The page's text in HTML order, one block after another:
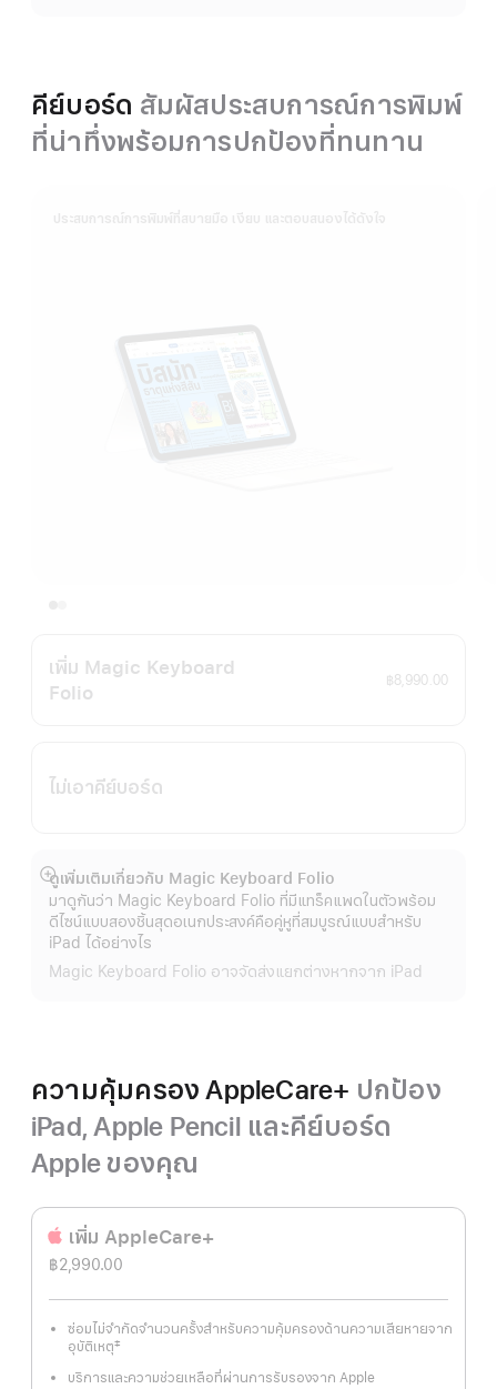
คีย์บอร์ด สัมผัสประสบการณ์การพิมพ์
ที่น่าทึ่งพร้อมการปกป้องที่ทนทาน
เพิ่ม Magic Keyboard
Folio
฿8,990.00
ไม่เอาคีย์บอร์ด
ดูเพิ่มเติมเกี่ยวกับ Magic Keyboard Folio
มาดูกันว่า Magic Keyboard Folio ที่มีแทร็คแพดในตัวพร้อม
ดีไซน์แบบสองชิ้นสุดอเนกประสงค์คือคู่หูที่สมบูรณ์แบบสำหรับ
iPad ได้อย่างไร
Magic Keyboard Folio อาจจัดส่งแยกต่างหากจาก iPad
แสดง
เพิ่ม
เติม
ความคุ้มครอง AppleCare+ ปกป้อง
iPad, Apple Pencil และคีย์บอร์ด
Apple ของคุณ
เพิ่ม AppleCare+
฿2,990.00
ซ่อมไม่จำกัดจำนวนครั้งสำหรับความคุ้มครองด้านความเสียหายจาก
อุบัติเหตุ
เชิงอรรถ
‡
บริการและความช่วยเหลือที่ผ่านการรับรองจาก Apple